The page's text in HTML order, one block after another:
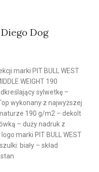
Dog
marki PIT BULL WEST
WEIGHT 190
sylwetkę –
wykonany z najwyższej
190 g/m2 – dekolt
– duży nadruk z
marki PIT BULL WEST
biały – skład